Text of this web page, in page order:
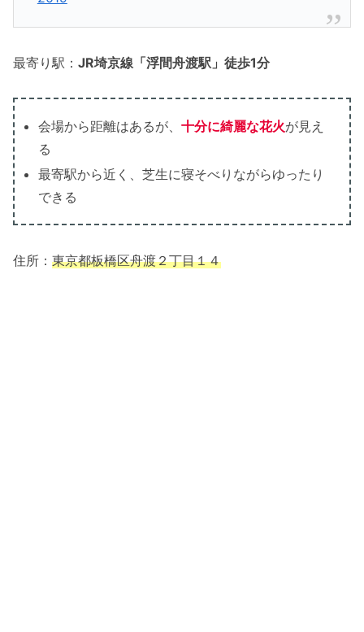
最寄り駅： JR埼京線「浮間舟渡駅」徒歩1分
会場から距離はあるが、十分に綺麗な花火が見え
る
最寄駅から近く、芝生に寝そべりながらゆったり
できる
住所： 東京都板橋区舟渡２丁目１４